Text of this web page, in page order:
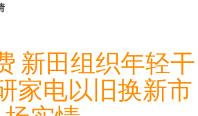
新田组织年轻干
家电以旧换新市